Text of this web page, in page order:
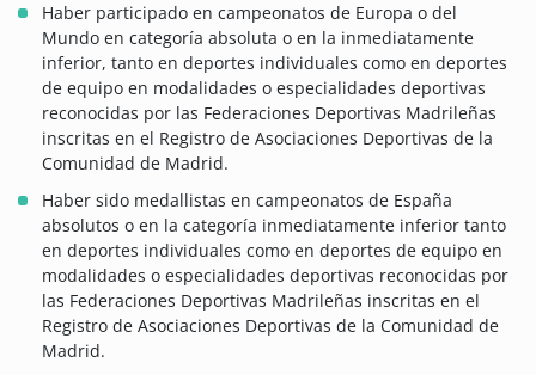
Haber participado en campeonatos de Europa o del
Mundo en categoría absoluta o en la inmediatamente
inferior, tanto en deportes individuales como en deportes
de equipo en modalidades o especialidades deportivas
reconocidas por las Federaciones Deportivas Madrileñas
inscritas en el Registro de Asociaciones Deportivas de la
Comunidad de Madrid.
Haber sido medallistas en campeonatos de España
absolutos o en la categoría inmediatamente inferior tanto
en deportes individuales como en deportes de equipo en
modalidades o especialidades deportivas reconocidas por
las Federaciones Deportivas Madrileñas inscritas en el
Registro de Asociaciones Deportivas de la Comunidad de
Madrid.